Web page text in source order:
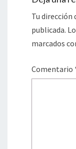
Tu dirección
publicada.
marcados
Comentario